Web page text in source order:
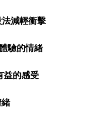
法減輕衝擊
驗的情緒
益的感受
緒